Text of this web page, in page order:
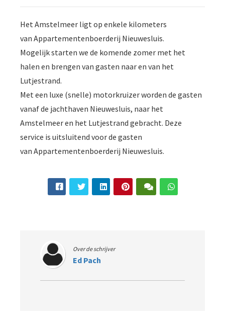
Het Amstelmeer ligt op enkele kilometers
van Appartementenboerderij Nieuwesluis.
Mogelijk starten we de komende zomer met het
halen en brengen van gasten naar en van het
Lutjestrand.
Met een luxe (snelle) motorkruizer worden de gasten
vanaf de jachthaven Nieuwesluis, naar het
Amstelmeer en het Lutjestrand gebracht. Deze
service is uitsluitend voor de gasten
van Appartementenboerderij Nieuwesluis.
Over de schrijver
Ed Pach